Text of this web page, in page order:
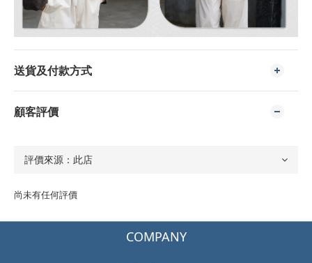
送貨及付款方式
顧客評價
尚未有任何評價
COMPANY